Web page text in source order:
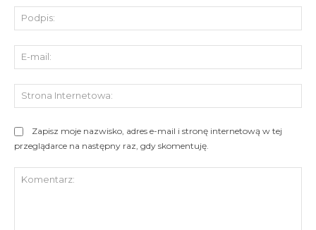
Zapisz moje nazwisko, adres e-mail i stronę internetową w tej
przeglądarce na następny raz, gdy skomentuję.